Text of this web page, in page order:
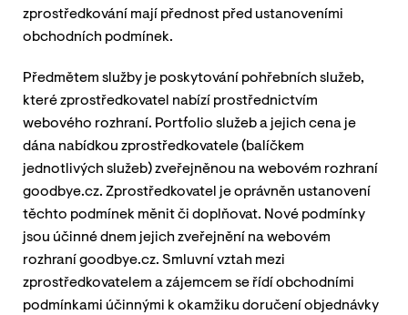
zprostředkování mají přednost před ustanoveními
obchodních podmínek.
Předmětem služby je poskytování pohřebních služeb,
které zprostředkovatel nabízí prostřednictvím
webového rozhraní. Portfolio služeb a jejich cena je
dána nabídkou zprostředkovatele (balíčkem
jednotlivých služeb) zveřejněnou na webovém rozhraní
goodbye.cz. Zprostředkovatel je oprávněn ustanovení
těchto podmínek měnit či doplňovat. Nové podmínky
jsou účinné dnem jejich zveřejnění na webovém
rozhraní goodbye.cz. Smluvní vztah mezi
zprostředkovatelem a zájemcem se řídí obchodními
podmínkami účinnými k okamžiku doručení objednávky